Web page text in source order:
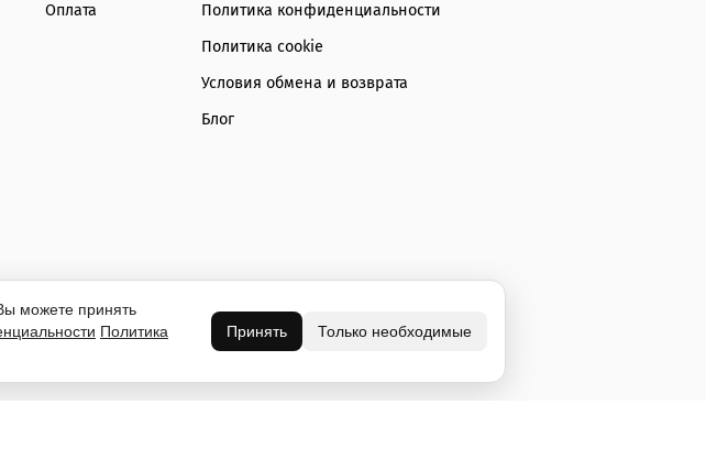
Оплата
Политика конфиденциальности
Политика cookie
Условия обмена и возврата
Блог
можете принять
Политика
Принять Только необходимые